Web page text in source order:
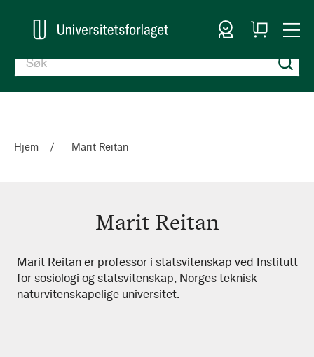
Logg inn
Handlekurv
Hjem Marit Reitan
Marit Reitan
Marit
Reitan
Marit Reitan er professor i statsvitenskap ved Institutt
for sosiologi og statsvitenskap, Norges teknisk-
naturvitenskapelige universitet.